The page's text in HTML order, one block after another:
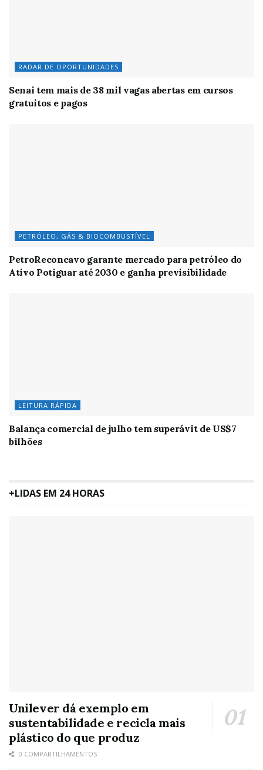
RADAR DE OPORTUNIDADES
Senai tem mais de 38 mil vagas abertas em cursos
gratuitos e pagos
PETRÓLEO, GÁS & BIOCOMBUSTÍVEL
PetroReconcavo garante mercado para petróleo do
Ativo Potiguar até 2030 e ganha previsibilidade
LEITURA RÁPIDA
Balança comercial de julho tem superávit de US$7
bilhões
+LIDAS EM 24 HORAS
Unilever dá exemplo em
sustentabilidade e recicla mais
plástico do que produz
0 COMPARTILHAMENTOS